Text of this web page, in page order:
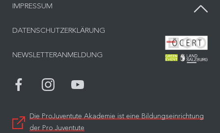
IMPRESSUM
DATENSCHUTZERKLÄRUNG
NEWSLETTERANMELDUNG
Die ProJuventute Akademie ist eine Bildungseinrichtung
der Pro Juventute